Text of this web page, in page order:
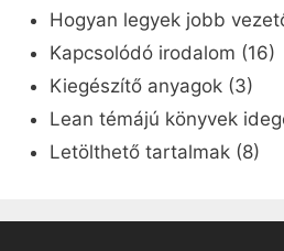
Hogyan legyek jobb
Kapcsolódó irodalom (16)
Kiegészítő anyagok (3)
Lean témájú könyvek
Letölthető tartalmak (8)